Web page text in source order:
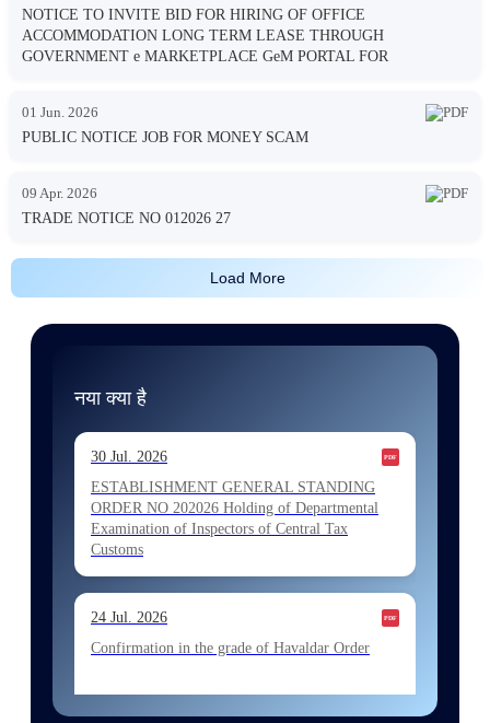
NOTICE TO INVITE BID FOR HIRING OF OFFICE
ACCOMMODATION LONG TERM LEASE THROUGH
GOVERNMENT e MARKETPLACE GeM PORTAL FOR
01 Jun. 2026
PUBLIC NOTICE JOB FOR MONEY SCAM
09 Apr. 2026
TRADE NOTICE NO 012026 27
Load More
नया क्या है
30 Jul. 2026
ESTABLISHMENT GENERAL STANDING
ORDER NO 202026 Holding of Departmental
Examination of Inspectors of Central Tax
Customs
24 Jul. 2026
Confirmation in the grade of Havaldar Order